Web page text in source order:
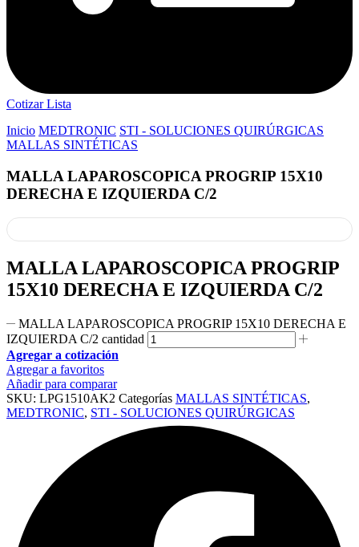
Cotizar Lista
Inicio MEDTRONIC STI - SOLUCIONES QUIRÚRGICAS
MALLAS SINTÉTICAS
MALLA LAPAROSCOPICA PROGRIP 15X10
DERECHA E IZQUIERDA C/2
MALLA LAPAROSCOPICA PROGRIP
15X10 DERECHA E IZQUIERDA C/2
MALLA LAPAROSCOPICA PROGRIP 15X10 DERECHA E
IZQUIERDA C/2 cantidad
Agregar a cotización
Agregar a favoritos
Añadir para comparar
SKU: LPG1510AK2 Categorías MALLAS SINTÉTICAS,
MEDTRONIC, STI - SOLUCIONES QUIRÚRGICAS